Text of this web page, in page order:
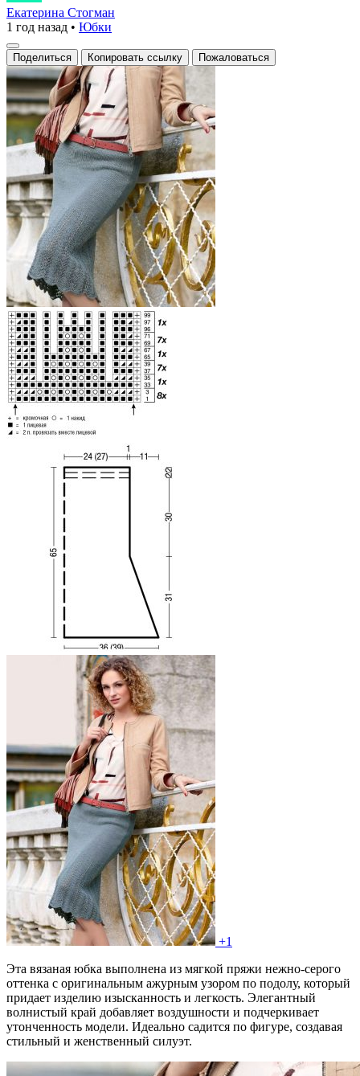
с
изящным
узором
Екатерина Стогман
1 год назад • Юбки
Поделиться Копировать ссылку Пожаловаться
+1
Эта вязаная юбка выполнена из мягкой пряжи нежно-серого
оттенка с оригинальным ажурным узором по подолу, который
придает изделию изысканность и легкость. Элегантный
волнистый край добавляет воздушности и подчеркивает
утонченность модели. Идеально садится по фигуре, создавая
стильный и женственный силуэт.